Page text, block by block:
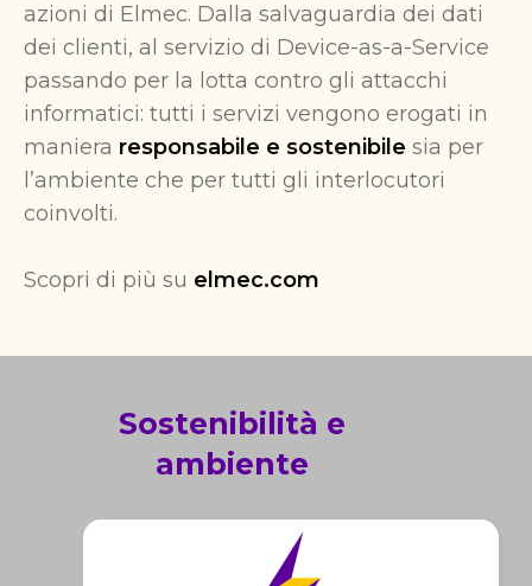
azioni di Elmec. Dalla salvaguardia dei dati
dei clienti, al servizio di Device-as-a-Service
passando per la lotta contro gli attacchi
informatici: tutti i servizi vengono erogati in
maniera responsabile e sostenibile sia per
l’ambiente che per tutti gli interlocutori
coinvolti.
Scopri di più su elmec.com
Sostenibilità e
ambiente